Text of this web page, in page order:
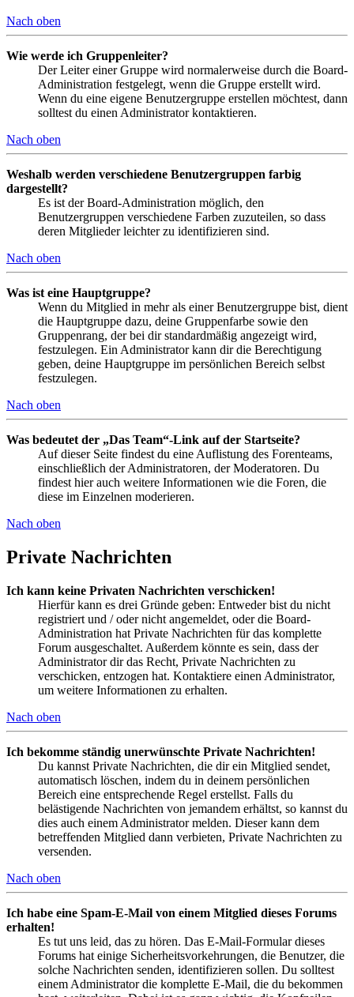
Nach oben
Wie werde ich Gruppenleiter?
Der Leiter einer Gruppe wird normalerweise durch die Board-
Administration festgelegt, wenn die Gruppe erstellt wird.
Wenn du eine eigene Benutzergruppe erstellen möchtest, dann
solltest du einen Administrator kontaktieren.
Nach oben
Weshalb werden verschiedene Benutzergruppen farbig
dargestellt?
Es ist der Board-Administration möglich, den
Benutzergruppen verschiedene Farben zuzuteilen, so dass
deren Mitglieder leichter zu identifizieren sind.
Nach oben
Was ist eine Hauptgruppe?
Wenn du Mitglied in mehr als einer Benutzergruppe bist, dient
die Hauptgruppe dazu, deine Gruppenfarbe sowie den
Gruppenrang, der bei dir standardmäßig angezeigt wird,
festzulegen. Ein Administrator kann dir die Berechtigung
geben, deine Hauptgruppe im persönlichen Bereich selbst
festzulegen.
Nach oben
Was bedeutet der „Das Team“-Link auf der Startseite?
Auf dieser Seite findest du eine Auflistung des Forenteams,
einschließlich der Administratoren, der Moderatoren. Du
findest hier auch weitere Informationen wie die Foren, die
diese im Einzelnen moderieren.
Nach oben
Private Nachrichten
Ich kann keine Privaten Nachrichten verschicken!
Hierfür kann es drei Gründe geben: Entweder bist du nicht
registriert und / oder nicht angemeldet, oder die Board-
Administration hat Private Nachrichten für das komplette
Forum ausgeschaltet. Außerdem könnte es sein, dass der
Administrator dir das Recht, Private Nachrichten zu
verschicken, entzogen hat. Kontaktiere einen Administrator,
um weitere Informationen zu erhalten.
Nach oben
Ich bekomme ständig unerwünschte Private Nachrichten!
Du kannst Private Nachrichten, die dir ein Mitglied sendet,
automatisch löschen, indem du in deinem persönlichen
Bereich eine entsprechende Regel erstellst. Falls du
belästigende Nachrichten von jemandem erhältst, so kannst du
dies auch einem Administrator melden. Dieser kann dem
betreffenden Mitglied dann verbieten, Private Nachrichten zu
versenden.
Nach oben
Ich habe eine Spam-E-Mail von einem Mitglied dieses Forums
erhalten!
Es tut uns leid, das zu hören. Das E-Mail-Formular dieses
Forums hat einige Sicherheitsvorkehrungen, die Benutzer, die
solche Nachrichten senden, identifizieren sollen. Du solltest
einem Administrator die komplette E-Mail, die du bekommen